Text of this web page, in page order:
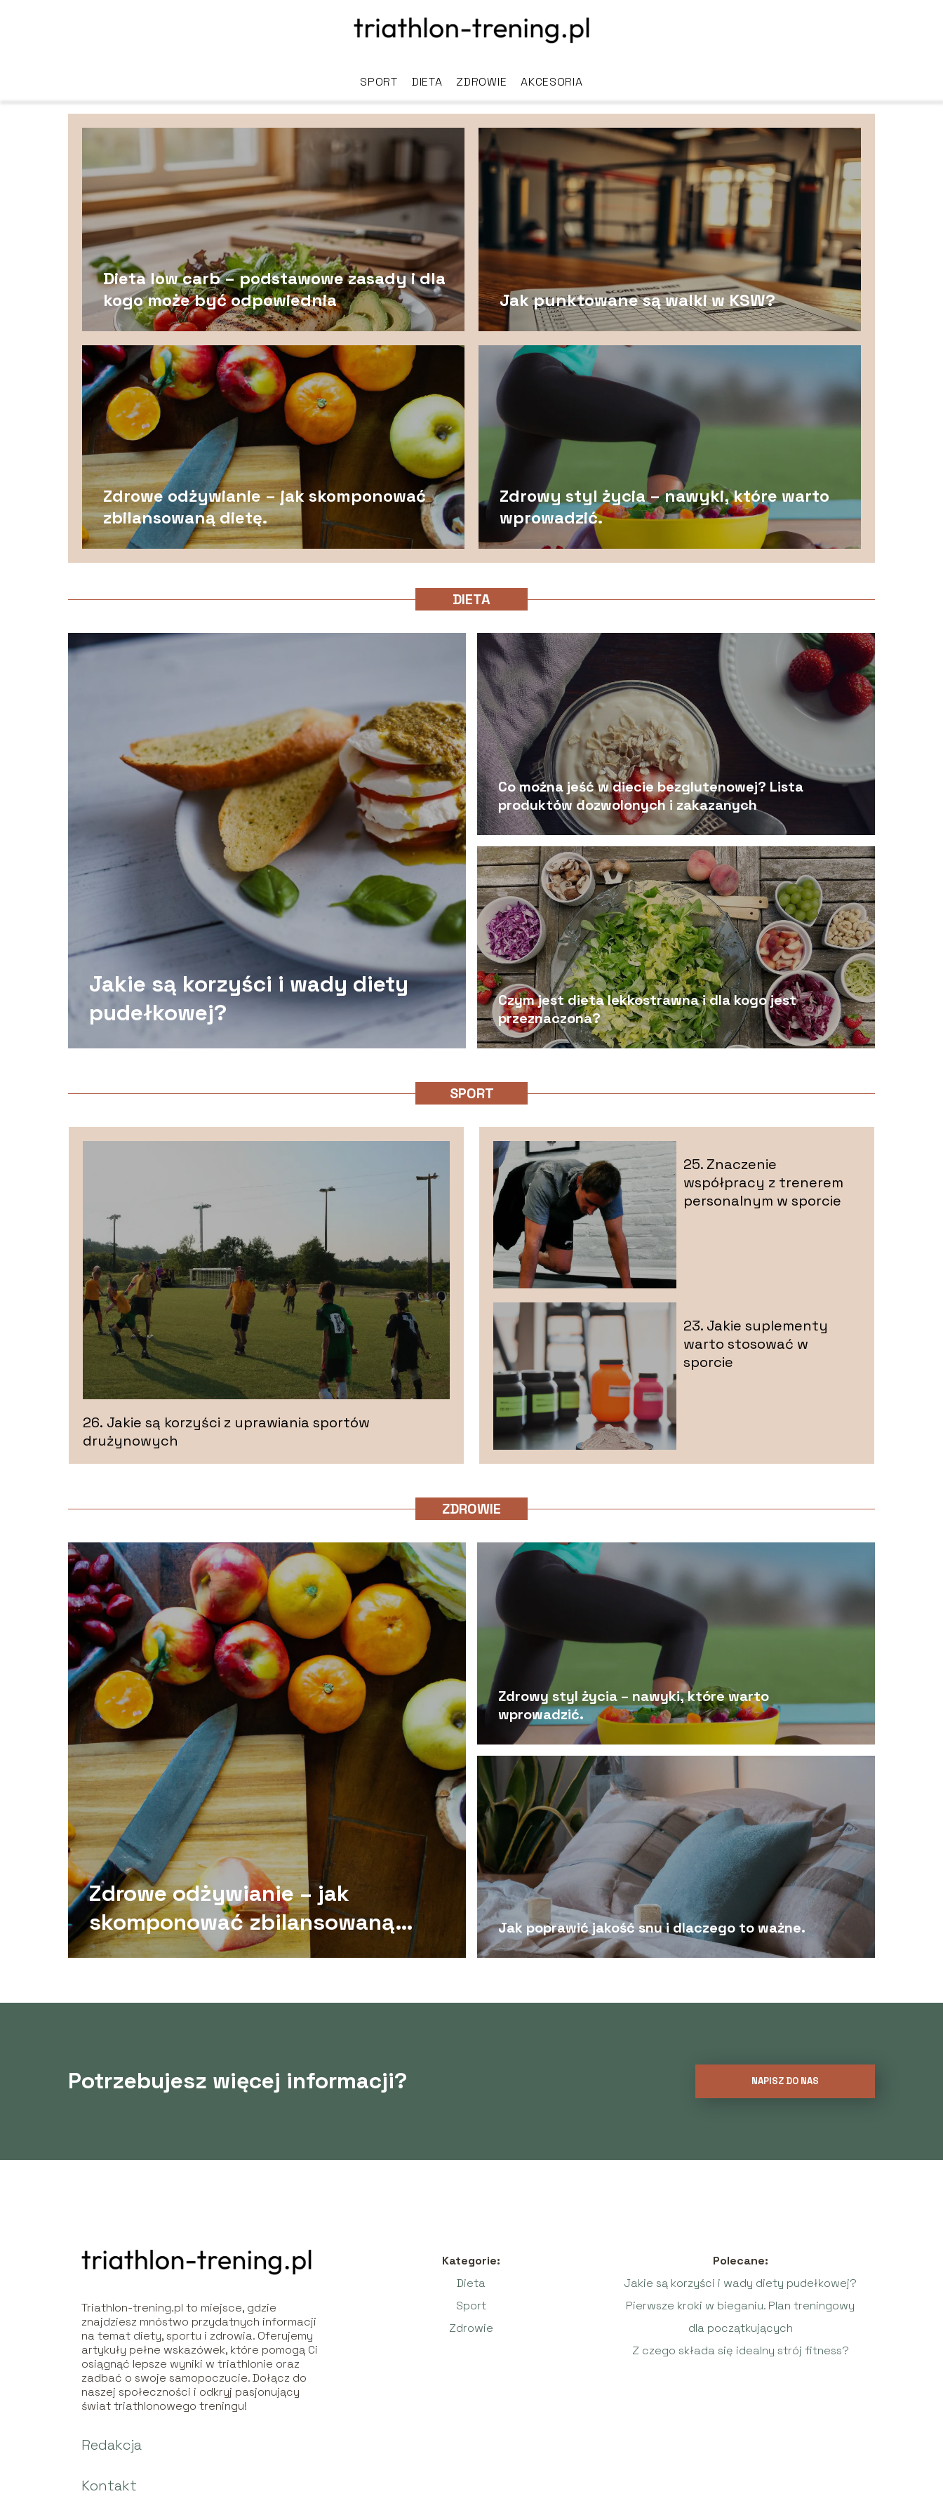
SPORT DIETA ZDROWIE AKCESORIA
Dieta low carb – podstawowe zasady i dla
kogo może być odpowiednia
Jak punktowane są walki w KSW?
Zdrowe odżywianie – jak skomponować
zbilansowaną dietę.
Zdrowy styl życia – nawyki, które warto
wprowadzić.
DIETA
Jakie są korzyści i wady diety
pudełkowej?
Co można jeść w diecie bezglutenowej? Lista
produktów dozwolonych i zakazanych
Czym jest dieta lekkostrawna i dla kogo jest
przeznaczona?
SPORT
26. Jakie są korzyści z uprawiania sportów
drużynowych
25. Znaczenie
współpracy z trenerem
personalnym w sporcie
23. Jakie suplementy
warto stosować w
sporcie
ZDROWIE
Zdrowe odżywianie – jak
skomponować zbilansowaną
dietę.
Zdrowy styl życia – nawyki, które warto
wprowadzić.
Jak poprawić jakość snu i dlaczego to ważne.
Potrzebujesz więcej informacji? NAPISZ DO NAS
Triathlon-trening.pl to miejsce, gdzie
znajdziesz mnóstwo przydatnych informacji
na temat diety, sportu i zdrowia. Oferujemy
artykuły pełne wskazówek, które pomogą Ci
osiągnąć lepsze wyniki w triathlonie oraz
zadbać o swoje samopoczucie. Dołącz do
naszej społeczności i odkryj pasjonujący
świat triathlonowego treningu!
Redakcja
Kontakt
Kategorie:
Dieta
Sport
Zdrowie
Polecane:
Jakie są korzyści i wady diety pudełkowej?
Pierwsze kroki w bieganiu. Plan treningowy
dla początkujących
Z czego składa się idealny strój fitness?